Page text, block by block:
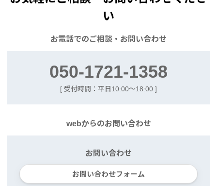
い
お電話でのご相談・お問い合わせ
050-1721-1358
[ 受付時間：平日10:00〜18:00 ]
webからのお問い合わせ
お問い合わせ
お問い合わせフォーム